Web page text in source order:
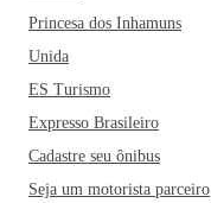
Princesa dos Inhamuns
Unida
ES Turismo
Expresso Brasileiro
Cadastre seu ônibus
Seja um motorista parceiro